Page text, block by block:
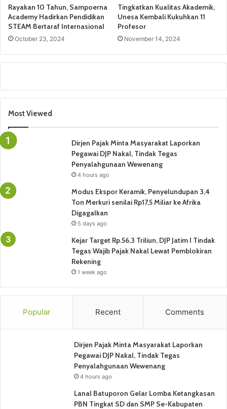
Rayakan 10 Tahun, Sampoerna
Academy Hadirkan Pendidikan
STEAM Bertaraf Internasional
October 23, 2024
Tingkatkan Kualitas Akademik,
Unesa Kembali Kukuhkan 11
Profesor
November 14, 2024
Most Viewed
Dirjen Pajak Minta Masyarakat Laporkan
Pegawai DJP Nakal, Tindak Tegas
Penyalahgunaan Wewenang
4 hours ago
Modus Ekspor Keramik, Penyelundupan 3,4
Ton Merkuri senilai Rp17,5 Miliar ke Afrika
Digagalkan
5 days ago
Kejar Target Rp.56,3 Triliun, DJP Jatim I Tindak
Tegas Wajib Pajak Nakal Lewat Pemblokiran
Rekening
1 week ago
Popular Recent Comments
Dirjen Pajak Minta Masyarakat Laporkan
Pegawai DJP Nakal, Tindak Tegas
Penyalahgunaan Wewenang
4 hours ago
Lanal Batuporon Gelar Lomba Ketangkasan
PBN Tingkat SD dan SMP Se-Kabupaten